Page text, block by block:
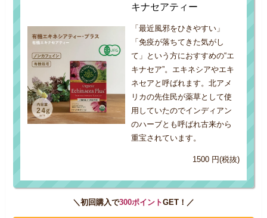
キナセアティー
「最近風邪をひきやすい」
「免疫が落ちてきた気がし
て」という方におすすめの“エ
キナセア”。エキネシアやエキ
ネセアと呼ばれます。北アメ
リカの先住民が薬草として使
用していたのでインディアン
のハーブとも呼ばれ古来から
重宝されています。
1500 円(税抜)
＼初回購入で300ポイントGET！／